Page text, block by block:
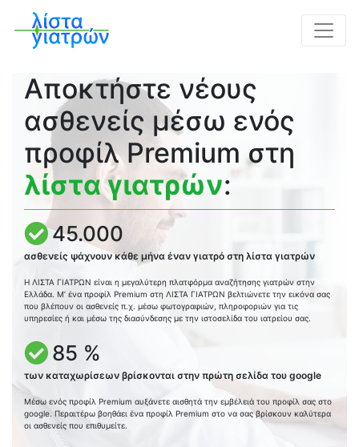
Αποκτήστε νέους
ασθενείς μέσω ενός
προφίλ Premium στη
λίστα γιατρών:
45.000
ασθενείς ψάχνουν κάθε μήνα έναν γιατρό στη λίστα γιατρών
Η ΛΙΣΤΑ ΓΙΑΤΡΩΝ είναι η μεγαλύτερη πλατφόρμα αναζήτησης γιατρών στην
Ελλάδα. Μ’ ένα προφίλ Premium στη ΛΙΣΤΑ ΓΙΑΤΡΩΝ βελτιώνετε την εικόνα σας
που βλέπουν οι ασθενείς π.χ. μέσω φωτογραφιών, πληροφοριών για τις
υπηρεσίες ή και μέσω της διασύνδεσης με την ιστοσελίδα του ιατρείου σας.
85 %
των καταχωρίσεων βρίσκονται στην πρώτη σελίδα του google
Μέσω ενός προφίλ Premium αυξάνετε αισθητά την εμβέλειά του προφίλ σας στο
google. Περαιτέρω βοηθάει ένα προφίλ Premium στο να σας βρίσκουν καλύτερα
οι ασθενείς που επιθυμείτε.